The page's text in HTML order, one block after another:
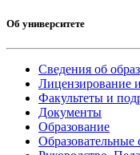
Об университете
Сведения об
Лицензирование
Факультеты и
Документы
Образование
Образовательные